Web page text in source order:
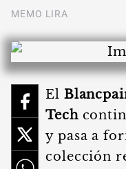
MEMO LIRA
El
Tech
y pasa a
colección